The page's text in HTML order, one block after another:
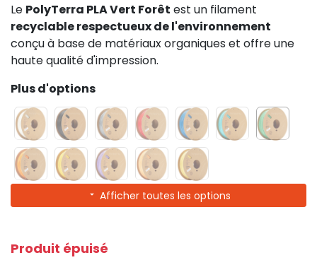
Le PolyTerra PLA Vert Forêt est un filament
recyclable respectueux de l'environnement
conçu à base de matériaux organiques et offre une
haute qualité d'impression.
Plus d'options
Afficher toutes les options
Produit épuisé